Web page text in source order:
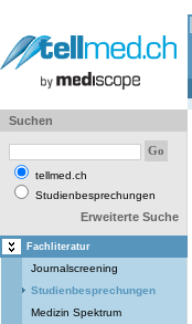
Suchen
tellmed.ch
Studienbesprechungen
Erweiterte Suche
Fachliteratur
Journalscreening
Studienbesprechungen
Medizin Spektrum